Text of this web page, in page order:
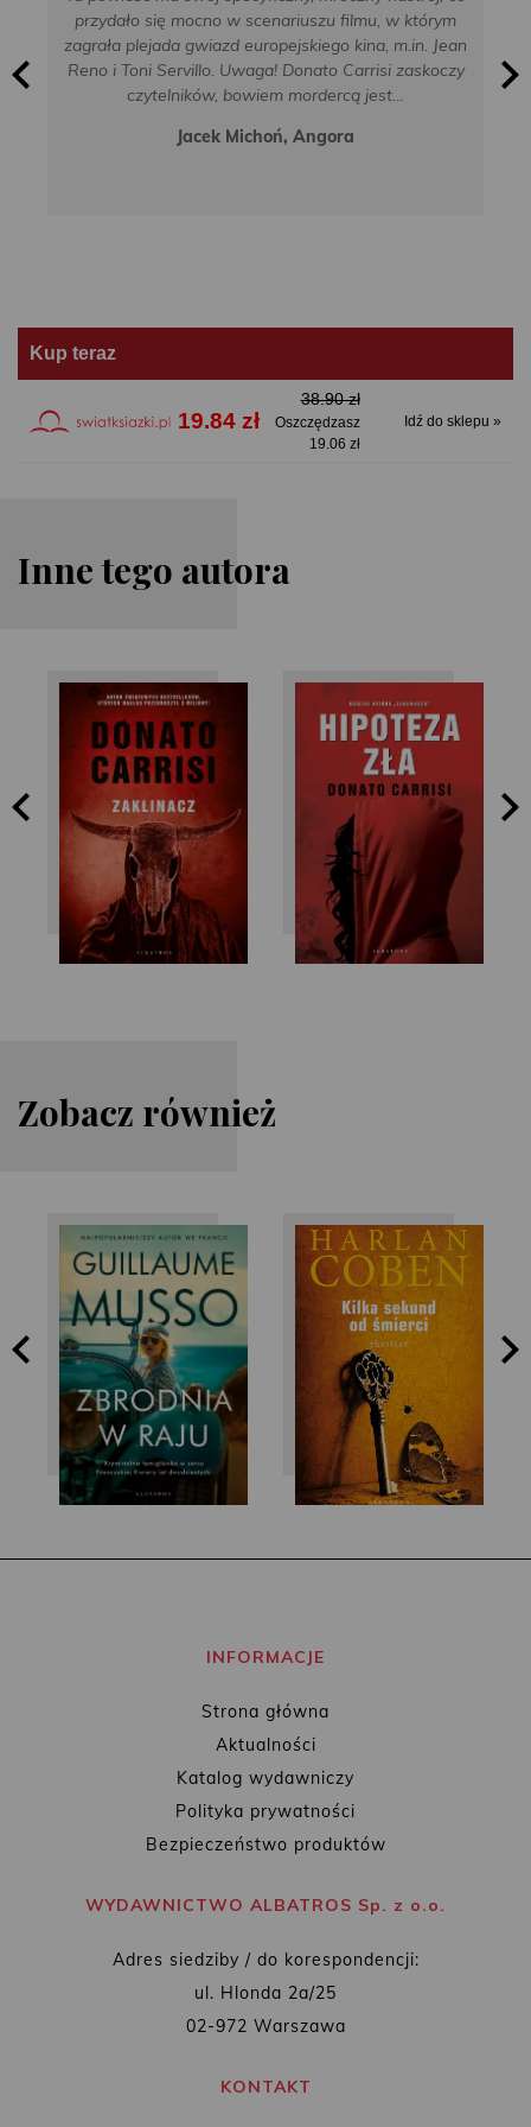
przydało się mocno w scenariuszu filmu, w którym
zagrała plejada gwiazd europejskiego kina, m.in. Jean
Reno i Toni Servillo. Uwaga! Donato Carrisi zaskoczy
czytelników, bowiem mordercą jest…
Jacek Michoń, Angora
Kup teraz
19.84 zł
38.90 zł
Oszczędzasz
19.06 zł
Idź do sklepu »
Inne tego autora
Donato Carrisi Donato Carrisi
Zobacz również
Guillaume Musso Harlan Coben
INFORMACJE
Strona główna
Aktualności
Katalog wydawniczy
Polityka prywatności
Bezpieczeństwo produktów
WYDAWNICTWO ALBATROS Sp. z o.o.
Adres siedziby / do korespondencji:
ul. Hlonda 2a/25
02-972 Warszawa
KONTAKT